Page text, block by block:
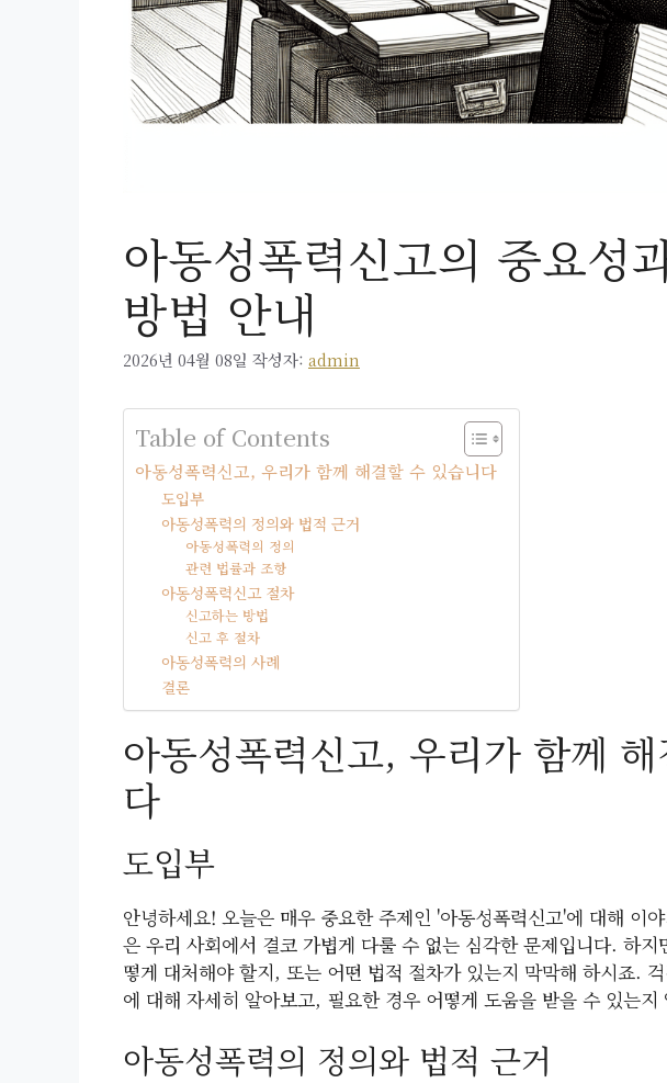
아동성폭력신고의 중요성
방법 안내
2026년 04월 08일 작성자: admin
Table of Contents
아동성폭력신고, 우리가 함께 해결할 수 있습니다
도입부
아동성폭력의 정의와 법적 근거
아동성폭력의 정의
관련 법률과 조항
아동성폭력신고 절차
신고하는 방법
신고 후 절차
아동성폭력의 사례
결론
아동성폭력신고, 우리가 함께
다
도입부
안녕하세요! 오늘은 매우 중요한 주제인 '아동성폭력신고'에 대해 이
은 우리 사회에서 결코 가볍게 다룰 수 없는 심각한 문제입니다. 하
떻게 대처해야 할지, 또는 어떤 법적 절차가 있는지 막막해 하시죠.
에 대해 자세히 알아보고, 필요한 경우 어떻게 도움을 받을 수 있는지
아동성폭력의 정의와 법적 근거